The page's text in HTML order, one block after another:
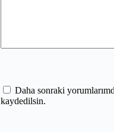
Daha sonraki
kaydedilsin.